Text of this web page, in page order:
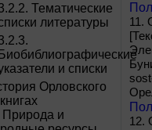
Тематические
литературы
Биобиблиографические
и списки
Орловского
Природа и
11.
12.